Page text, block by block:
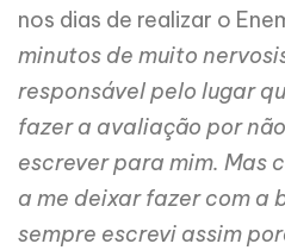
nos dias de realizar o
minutos de muito
responsável pelo lugar
fazer a avaliação por
escrever para mim. Mas
a me deixar fazer com a
sempre escrevi assim